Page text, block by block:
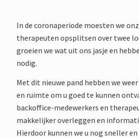
In de coronaperiode moesten we
therapeuten opsplitsen over twee
groeien we wat uit ons jasje en
nodig.
Met dit nieuwe pand hebben we
en ruimte om u goed te kunnen
backoffice-medewerkers en
makkelijker overleggen en
Hierdoor kunnen we u nog sneller